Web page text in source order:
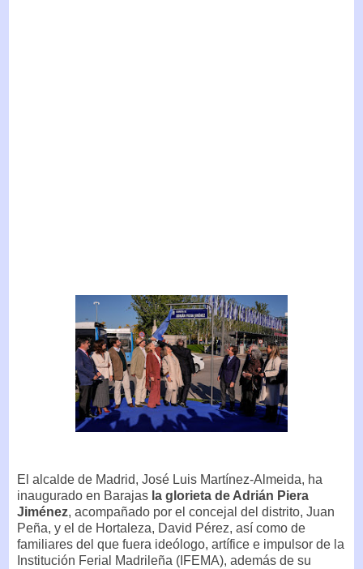
El alcalde de Madrid, José Luis Martínez-Almeida, ha
inaugurado en Barajas la glorieta de Adrián Piera
Jiménez, acompañado por el concejal del distrito, Juan
Peña, y el de Hortaleza, David Pérez, así como de
familiares del que fuera ideólogo, artífice e impulsor de la
Institución Ferial Madrileña (IFEMA), además de su